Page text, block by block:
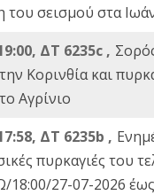
σεισμού στα
ΔΤ 6235c ,
Κορινθία και
Αγρίνιο
ΔΤ 6235b ,
πυρκαγιές του
27-07-2026 έως